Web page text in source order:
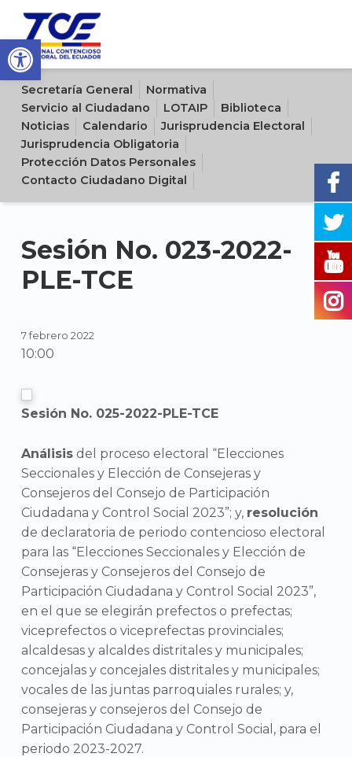
Open toolbar
Sitio oficial del Tribunal Contencioso Electoral del Ecuador
Secretaría General
Normativa
Servicio al Ciudadano
LOTAIP
Biblioteca
Noticias
Calendario
Jurisprudencia Electoral
Jurisprudencia Obligatoria
Protección Datos Personales
Contacto Ciudadano Digital
Sesión No. 023-2022-
PLE-TCE
7 febrero 2022
10:00
Sesión No. 025-2022-PLE-TCE
Análisisdel proceso electoral “Elecciones
Seccionales y Elección de Consejeras y
Consejeros del Consejo de Participación
Ciudadana y Control Social 2023”; y, resolución
de declaratoria de periodo contencioso electoral
para las “Elecciones Seccionales y Elección de
Consejeras y Consejeros del Consejo de
Participación Ciudadana y Control Social 2023”,
en el que se elegirán prefectos o prefectas;
viceprefectos o viceprefectas provinciales;
alcaldesas y alcaldes distritales y municipales;
concejalas y concejales distritales y municipales;
vocales de las juntas parroquiales rurales; y,
consejeras y consejeros del Consejo de
Participación Ciudadana y Control Social, para el
periodo 2023-2027.